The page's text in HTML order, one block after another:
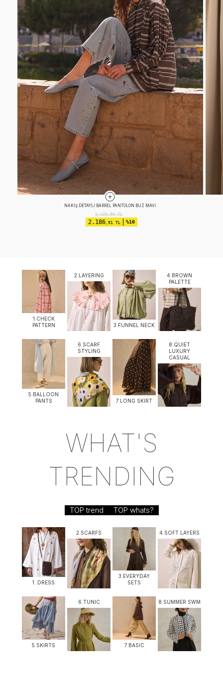
EFEKTLI BASIC TAKIM KOYU ÇAĞLA
2.524,90TL
2.019,92 TL %20
1.CHECK
PATTERN
2.LAYERING
3.FUNNEL NECK
4.BROWN
PALETTE
5.BALLOON
PANTS
6.SCARF
STYLING
7.LONG SKIRT
8.QUIET
LUXURY
CASUAL
WHAT'S
TRENDING
TOP trend TOP whats?
1. DRESS
2.SCARFS
3.EVERYDAY
SETS
4.SOFT LAYERS
5.SKIRTS
6.TUNIC
7.BASIC
8.SUMMER SWM